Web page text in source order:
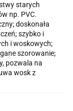
starych
np. PVC.
doskonała
szybko i
i woskowych;
szorowanie;
pozwala na
wosk z